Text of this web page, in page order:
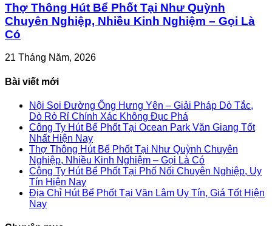
Thợ Thông Hút Bể Phốt Tại Như Quỳnh
Chuyên Nghiệp, Nhiều Kinh Nghiệm – Gọi Là
Có
21 Tháng Năm, 2026
Bài viết mới
Nội Soi Đường Ống Hưng Yên – Giải Pháp Dò Tắc,
Dò Rò Rỉ Chính Xác Không Đục Phá
Công Ty Hút Bể Phốt Tại Ocean Park Văn Giang Tốt
Nhất Hiện Nay
Thợ Thông Hút Bể Phốt Tại Như Quỳnh Chuyên
Nghiệp, Nhiều Kinh Nghiệm – Gọi Là Có
Công Ty Hút Bể Phốt Tại Phố Nối Chuyên Nghiệp, Uy
Tín Hiện Nay
Địa Chỉ Hút Bể Phốt Tại Văn Lâm Uy Tín, Giá Tốt Hiện
Nay